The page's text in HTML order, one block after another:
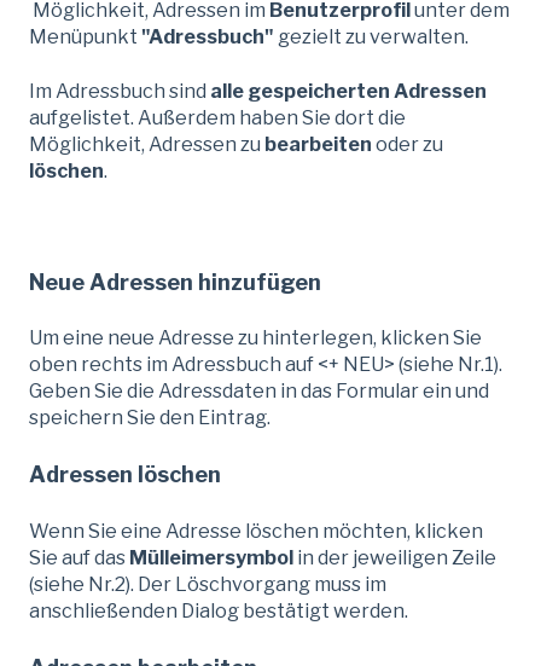
Möglichkeit, Adressen im Benutzerprofil unter dem
Menüpunkt "Adressbuch" gezielt zu verwalten.
Im Adressbuch sind alle gespeicherten Adressen
aufgelistet. Außerdem haben Sie dort die
Möglichkeit, Adressen zu bearbeiten oder zu
löschen.
Neue Adressen hinzufügen
Um eine neue Adresse zu hinterlegen, klicken Sie
oben rechts im Adressbuch auf <+ NEU> (siehe Nr.1).
Geben Sie die Adressdaten in das Formular ein und
speichern Sie den Eintrag.
Adressen löschen
Wenn Sie eine Adresse löschen möchten, klicken
Sie auf das Mülleimersymbol in der jeweiligen Zeile
(siehe Nr.2). Der Löschvorgang muss im
anschließenden Dialog bestätigt werden.